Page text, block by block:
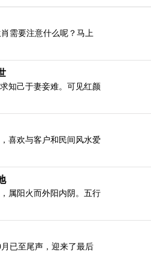
能得到高管厚禄，富贵双全，就
财大运，财星飞临本宫，财运方
代表嫁娶，因此，单身的朋友脱
利，做事处处事半功倍。
一，太岁是生肖鼠的三合贵人
有正财星透出，主财喜临门，正
关系，感情运有不错的收获，单
大事。但是生肖鼠今年运势过旺
要量力而行，以免小人坏事。另
局面产生破坏作用，对健康、意
肖鼠将会迎来一个意气风发的流
局，加强了本身子水的气场，
财运流年，求财机遇增多，有机
多。人际关系方面，多重贵人同
需要注意什么呢？马上
知己于妻妾难。可见红颜
喜欢与客户和民间风水爱
属阳火而外阳内阴。五行
已至尾声，迎来了最后